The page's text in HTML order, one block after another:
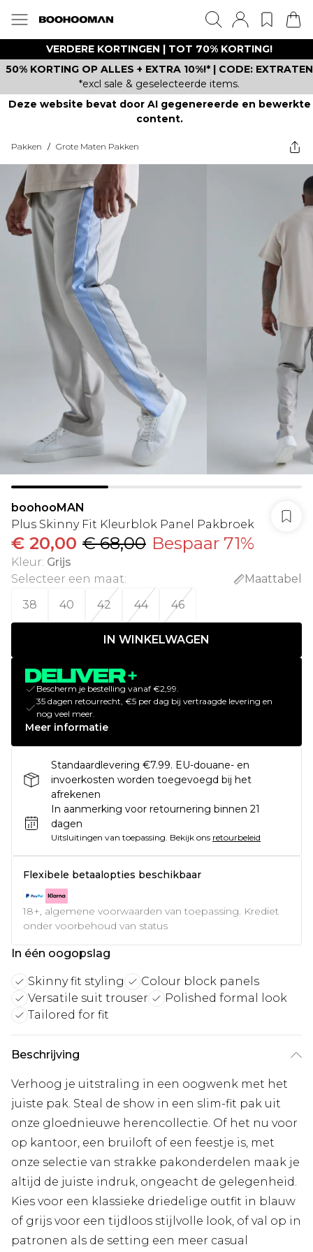
VERDERE KORTINGEN | TOT 70% KORTING!
50% KORTING OP ALLES + EXTRA 10%!* | CODE: EXTRATEN
*excl sale & geselecteerde items.
Deze website bevat door AI gegenereerde en bewerkte
content.
Pakken / Grote Maten Pakken
boohooMAN
Plus Skinny Fit Kleurblok Panel Pakbroek
€ 20,00 € 68,00 Bespaar 71%
Kleur: Grijs
Selecteer een maat:
Maattabel
38
40 42 44 46
IN WINKELWAGEN
Bescherm je bestelling vanaf €2,99.
35 dagen retourrecht, €5 per dag bij vertraagde levering en
nog veel meer.
Meer informatie
Standaardlevering €7.99. EU-douane- en
invoerkosten worden toegevoegd bij het
afrekenen
In aanmerking voor retournering binnen 21
dagen
Uitsluitingen van toepassing. Bekijk ons retourbeleid
Flexibele betaalopties beschikbaar
18+, algemene voorwaarden van toepassing. Krediet
onder voorbehoud van status
In één oogopslag
Skinny fit styling
Colour block panels
Versatile suit trouser
Polished formal look
Tailored for fit
Beschrijving
Verhoog je uitstraling in een oogwenk met het
juiste pak. Steal de show in een slim-fit pak uit
onze gloednieuwe herencollectie. Of het nu voor
op kantoor, een bruiloft of een feestje is, met
onze selectie van strakke pakonderdelen maak je
altijd de juiste indruk, ongeacht de gelegenheid.
Kies voor een klassieke driedelige outfit in blauw
of grijs voor een tijdloos stijlvolle look, of val op in
patronen als de setting een meer casual